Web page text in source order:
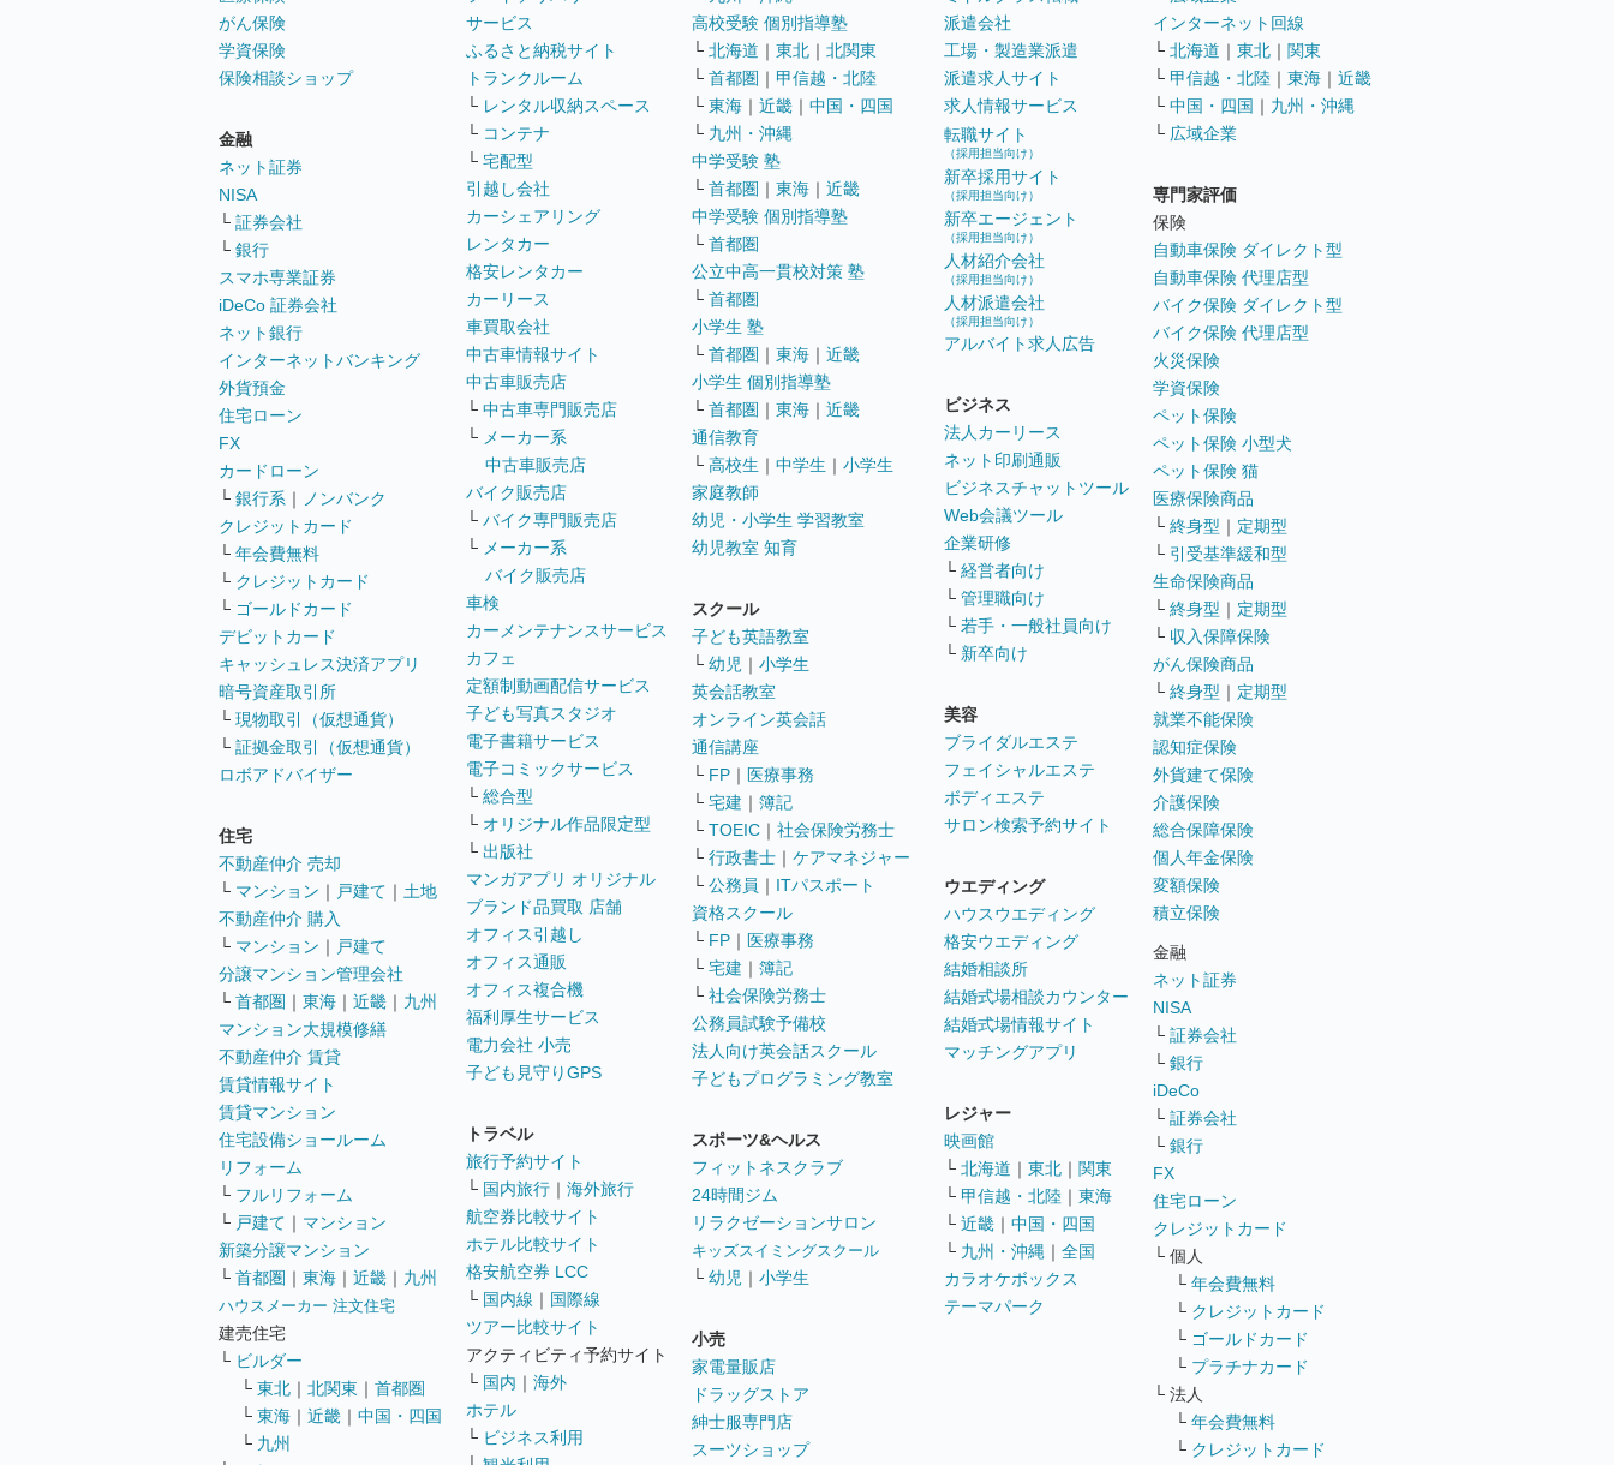
がん保険
学資保険
保険相談ショップ
金融
ネット証券
NISA
└ 証券会社
└ 銀行
スマホ専業証券
iDeCo 証券会社
ネット銀行
インターネットバンキング
外貨預金
住宅ローン
FX
カードローン
└ 銀行系 ｜
ノンバンク
クレジットカード
└ 年会費無料
└ クレジットカード
└ ゴールドカード
デビットカード
キャッシュレス決済アプリ
暗号資産取引所
└ 現物取引（仮想通貨）
└ 証拠金取引（仮想通貨）
ロボアドバイザー
住宅
不動産仲介 売却
└ マンション ｜ 戸建て ｜ 土地
不動産仲介 購入
└ マンション ｜ 戸建て
分譲マンション管理会社
└ 首都圏 ｜ 東海 ｜ 近畿 ｜ 九州
マンション大規模修繕
不動産仲介 賃貸
賃貸情報サイト
賃貸マンション
住宅設備ショールーム
リフォーム
└ フルリフォーム
└ 戸建て ｜ マンション
新築分譲マンション
└ 首都圏 ｜ 東海 ｜ 近畿 ｜ 九州
ハウスメーカー 注文住宅
建売住宅
└ ビルダー
└ 東北 ｜ 北関東 ｜ 首都圏
└ 東海 ｜ 近畿 ｜ 中国・四国
└ 九州
サービス
ふるさと納税サイト
トランクルーム
└ レンタル収納スペース
└ コンテナ
└ 宅配型
引越し会社
カーシェアリング
レンタカー
格安レンタカー
カーリース
車買取会社
中古車情報サイト
中古車販売店
└ 中古車専門販売店
└ メーカー系
中古車販売店
バイク販売店
└ バイク専門販売店
└ メーカー系
バイク販売店
車検
カーメンテナンスサービス
カフェ
定額制動画配信サービス
子ども写真スタジオ
電子書籍サービス
電子コミックサービス
└ 総合型
└ オリジナル作品限定型
└ 出版社
マンガアプリ オリジナル
ブランド品買取 店舗
オフィス引越し
オフィス通販
オフィス複合機
福利厚生サービス
電力会社 小売
子ども見守りGPS
トラベル
旅行予約サイト
└ 国内旅行 ｜ 海外旅行
航空券比較サイト
ホテル比較サイト
格安航空券 LCC
└ 国内線 ｜ 国際線
ツアー比較サイト
アクティビティ予約サイト
└ 国内 ｜ 海外
ホテル
└ ビジネス利用
高校受験 個別指導塾
└ 北海道 ｜ 東北 ｜ 北関東
└ 首都圏 ｜ 甲信越・北陸
└ 東海 ｜ 近畿 ｜ 中国・四国
└ 九州・沖縄
中学受験 塾
└ 首都圏 ｜ 東海 ｜ 近畿
中学受験 個別指導塾
└ 首都圏
公立中高一貫校対策 塾
└ 首都圏
小学生 塾
└ 首都圏 ｜ 東海 ｜ 近畿
小学生 個別指導塾
└ 首都圏 ｜ 東海 ｜ 近畿
通信教育
└ 高校生 ｜ 中学生 ｜ 小学生
家庭教師
幼児・小学生 学習教室
幼児教室 知育
スクール
子ども英語教室
└ 幼児 ｜ 小学生
英会話教室
オンライン英会話
通信講座
└ FP ｜ 医療事務
└ 宅建 ｜ 簿記
└ TOEIC ｜ 社会保険労務士
└ 行政書士 ｜ ケアマネジャー
└ 公務員 ｜ ITパスポート
資格スクール
└ FP ｜ 医療事務
└ 宅建 ｜ 簿記
└ 社会保険労務士
公務員試験予備校
法人向け英会話スクール
子どもプログラミング教室
スポーツ&ヘルス
フィットネスクラブ
24時間ジム
リラクゼーションサロン
キッズスイミングスクール
└ 幼児 ｜ 小学生
小売
家電量販店
ドラッグストア
紳士服専門店
スーツショップ
派遣会社
工場・製造業派遣
派遣求人サイト
求人情報サービス
転職サイト
（採用担当向け）
新卒採用サイト
（採用担当向け）
新卒エージェント
（採用担当向け）
人材紹介会社
（採用担当向け）
人材派遣会社
（採用担当向け）
アルバイト求人広告
ビジネス
法人カーリース
ネット印刷通販
ビジネスチャットツール
Web会議ツール
企業研修
└ 経営者向け
└ 管理職向け
└ 若手・一般社員向け
└ 新卒向け
美容
ブライダルエステ
フェイシャルエステ
ボディエステ
サロン検索予約サイト
ウエディング
ハウスウエディング
格安ウエディング
結婚相談所
結婚式場相談カウンター
結婚式場情報サイト
マッチングアプリ
レジャー
映画館
└ 北海道 ｜ 東北 ｜ 関東
└ 甲信越・北陸 ｜ 東海
└ 近畿 ｜ 中国・四国
└ 九州・沖縄 ｜ 全国
カラオケボックス
テーマパーク
インターネット回線
└ 北海道 ｜ 東北 ｜ 関東
└ 甲信越・北陸 ｜ 東海 ｜ 近畿
└ 中国・四国 ｜ 九州・沖縄
└ 広域企業
専門家評価
保険
自動車保険 ダイレクト型
自動車保険 代理店型
バイク保険 ダイレクト型
バイク保険 代理店型
火災保険
学資保険
ペット保険
ペット保険 小型犬
ペット保険 猫
医療保険商品
└ 終身型 ｜ 定期型
└ 引受基準緩和型
生命保険商品
└ 終身型 ｜ 定期型
└ 収入保障保険
がん保険商品
└ 終身型 ｜ 定期型
就業不能保険
認知症保険
外貨建て保険
介護保険
総合保障保険
個人年金保険
変額保険
積立保険
金融
ネット証券
NISA
└ 証券会社
└ 銀行
iDeCo
└ 証券会社
└ 銀行
FX
住宅ローン
クレジットカード
└ 個人
└ 年会費無料
└ クレジットカード
└ ゴールドカード
└ プラチナカード
└ 法人
└ 年会費無料
└ クレジットカード